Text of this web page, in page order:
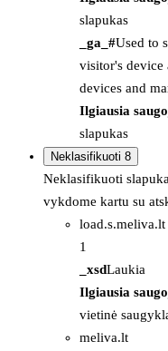
slapukas
_ga_#Used to
visitor's device
devices and
Ilgiausia
slapukas
Neklasifikuoti 8
Neklasifikuoti
vykdome kartu su
load.s.meliva.lt
1
_xsdLaukia
Ilgiausia
vietinė
meliva.lt